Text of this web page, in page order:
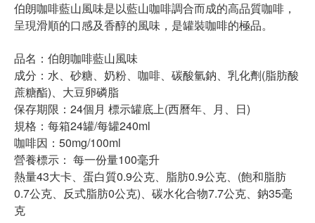
伯朗咖啡藍山風味是以藍山咖啡調合而成的高品質咖啡，
呈現滑順的口感及香醇的風味，是罐裝咖啡的極品。
品名：伯朗咖啡藍山風味
成分：水、砂糖、奶粉、咖啡、碳酸氫鈉、乳化劑(脂肪酸
蔗糖酯)、大豆卵磷脂
保存期限：24個月 標示罐底上(西曆年、月、日)
規格：每箱24罐/每罐240ml
咖啡因：50mg/100ml
營養標示： 每一份量100毫升
熱量43大卡、蛋白質0.9公克、脂肪0.9公克、(飽和脂肪
0.7公克、反式脂肪0公克)、碳水化合物7.7公克、鈉35毫
克